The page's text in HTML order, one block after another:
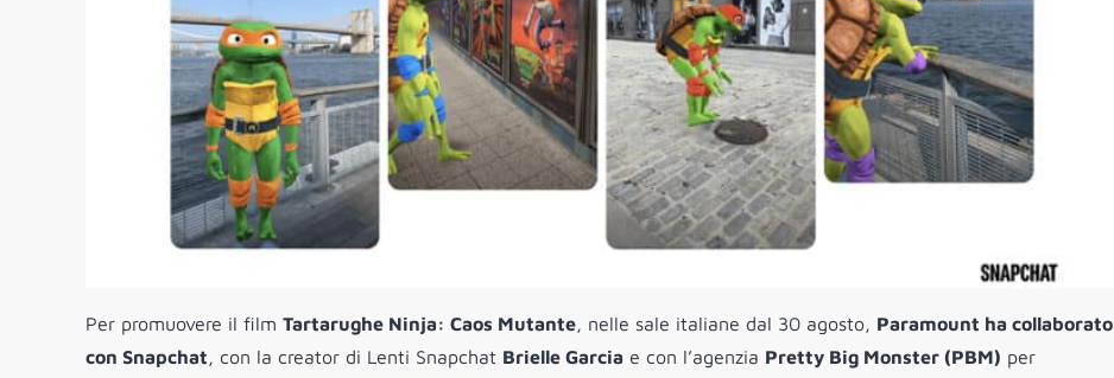
Per promuovere il film Tartarughe Ninja: Caos Mutante, nelle sale italiane dal 30 agosto, Paramount ha collaborato
con Snapchat, con la creator di Lenti Snapchat Brielle Garcia e con l’agenzia Pretty Big Monster (PBM) per